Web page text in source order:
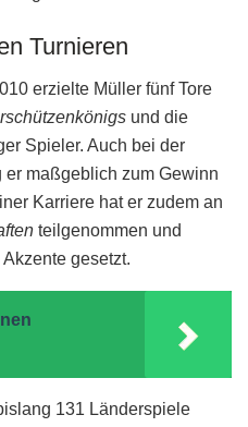
Turnieren
erzielte Müller fünf Tore
und die
Spieler. Auch bei der
er maßgeblich zum Gewinn
Karriere hat er zudem an
teilgenommen und
gesetzt.
131 Länderspiele